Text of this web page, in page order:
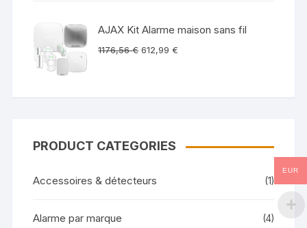
AJAX Kit Alarme maison sans fil
1176,56€ 612,99€
PRODUCT CATEGORIES
Accessoires & détecteurs (1)
Alarme par marque (4)
EUR